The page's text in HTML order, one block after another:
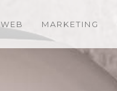
WEB MARKETING